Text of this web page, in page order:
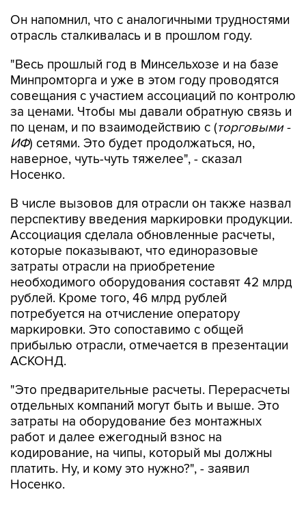
Он напомнил, что с аналогичными трудностями
отрасль сталкивалась и в прошлом году.
"Весь прошлый год в Минсельхозе и на базе
Минпромторга и уже в этом году проводятся
совещания с участием ассоциаций по контролю
за ценами. Чтобы мы давали обратную связь и
по ценам, и по взаимодействию с (торговыми -
ИФ) сетями. Это будет продолжаться, но,
наверное, чуть-чуть тяжелее", - сказал
Носенко.
В числе вызовов для отрасли он также назвал
перспективу введения маркировки продукции.
Ассоциация сделала обновленные расчеты,
которые показывают, что единоразовые
затраты отрасли на приобретение
необходимого оборудования составят 42 млрд
рублей. Кроме того, 46 млрд рублей
потребуется на отчисление оператору
маркировки. Это сопоставимо с общей
прибылью отрасли, отмечается в презентации
АСКОНД.
"Это предварительные расчеты. Перерасчеты
отдельных компаний могут быть и выше. Это
затраты на оборудование без монтажных
работ и далее ежегодный взнос на
кодирование, на чипы, который мы должны
платить. Ну, и кому это нужно?", - заявил
Носенко.